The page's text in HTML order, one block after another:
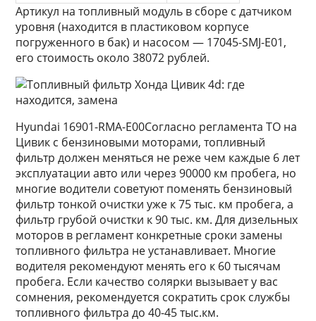
Артикул на топливный модуль в сборе с датчиком
уровня (находится в пластиковом корпусе
погруженного в бак) и насосом — 17045-SMJ-E01,
его стоимость около 38072 рублей.
Hyundai 16901-RMA-E00Согласно регламента ТО на
Цивик с бензиновыми моторами, топливный
фильтр должен меняться не реже чем каждые 6 лет
эксплуатации авто или через 90000 км пробега, но
многие водители советуют поменять бензиновый
фильтр тонкой очистки уже к 75 тыс. км пробега, а
фильтр грубой очистки к 90 тыс. км. Для дизельных
моторов в регламент конкретные сроки замены
топливного фильтра не устанавливает. Многие
водителя рекомендуют менять его к 60 тысячам
пробега. Если качество солярки вызывает у вас
сомнения, рекомендуется сократить срок службы
топливного фильтра до 40-45 тыс.км.